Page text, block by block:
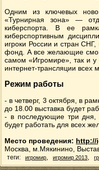
Одним из ключевых
«Турнирная зона» —
киберспорта. В ее
киберспортивным
игроки России и стран
фонд. А все желающие
самом «Игромире», так и
интернет-трансляции всех
Режим работы
- в четверг, 3 октября, в
до 18.00 выставка будет
- в последующие три дня,
будет работать для всех
Место проведения: http://
Москва, м.Мякинино,
теги: игромир игромир 2013